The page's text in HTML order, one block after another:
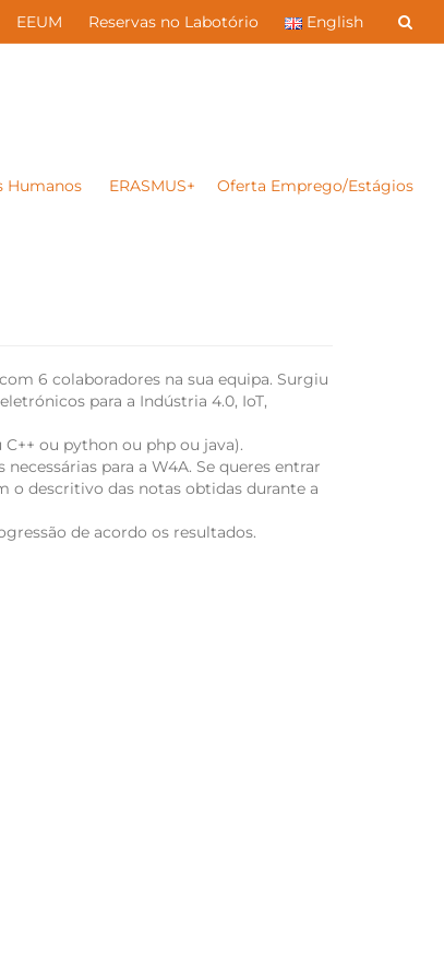
EEUM Reservas no Labotório English
Humanos ERASMUS+ Oferta Emprego/Estágios
6 colaboradores na sua equipa. Surgiu
para a Indústria 4.0, IoT,
ou python ou php ou java).
para a W4A. Se queres entrar
o descritivo das notas obtidas durante a
de acordo os resultados.